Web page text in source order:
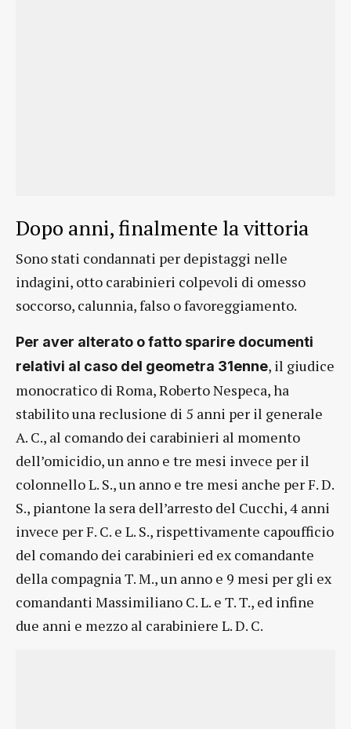
Dopo anni, finalmente la vittoria
Sono stati condannati per depistaggi nelle
indagini, otto carabinieri colpevoli di omesso
soccorso, calunnia, falso o favoreggiamento.
Per aver alterato o fatto sparire documenti
relativi al caso del geometra 31enne, il giudice
monocratico di Roma, Roberto Nespeca, ha
stabilito una reclusione di 5 anni per il generale
A. C., al comando dei carabinieri al momento
dell’omicidio, un anno e tre mesi invece per il
colonnello L. S., un anno e tre mesi anche per F. D.
S., piantone la sera dell’arresto del Cucchi, 4 anni
invece per F. C. e L. S., rispettivamente capoufficio
del comando dei carabinieri ed ex comandante
della compagnia T. M., un anno e 9 mesi per gli ex
comandanti Massimiliano C. L. e T. T., ed infine
due anni e mezzo al carabiniere L. D. C.